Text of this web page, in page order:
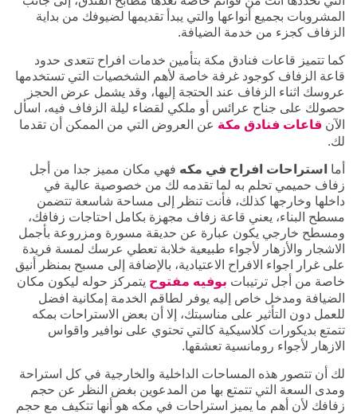
المشروبات بجميع أنواعها والتي يبدأ تقديمها لضيوفك من بداية
الزفاف كجزء من خدمة الضيافة.
كما تتميز قاعات فنادق مكة بتأمين خدمات افراح تتعدى حدود
قاعة الزفاف كوجود غرفة خاصة لأهم الشخصيات التي تستخدمها
عروسك اثناء الزفاف عند الحتجة إليها، وقد يشمل عرض الحجز
حصولك على جناح عرائس أو ملكي لقضاء ليلة الزفاف فيه، اسأل
الآن قاعات فنادق مكة عن العروض التي من الممكن أن تقدما
لك.
أما استراحات افراح في مكه فهي مكان مميز جدا من أجل
زفاف حميمي تحلم به لما تقدمه لك من خصوصية عالية في
داخلها وخارجها كذلك، فأنت تنظر إلى مساحة شاسعة تتضمن
مسطح البناء، يعني قاعة زفاف مجهزة بكامل احتاجات زفافك،
ومسطح خارجي يكون عبارة عن حديقة مسورة ومزروعة بأجمل
الاشجار والأزهار لأجواء طبيعية خلابة تعطي عرسك لمسة فريدة
على غرار اجواء الافراح الاعتيادية، بالإضافة إلى مسبح بمنظر أنيق
خاصة من أجل ترتيبات بوفيه مفتوح يتمركز حوله ليكون مكان
الضيافة ومدخل خاص إليه يوفر لطاقم الخدمة إمكانية افضل
للعمل دون التأثير على مناسبتك، إلا أن بعض الاستراحات بمكه
تتمتع بديكورات كلاسيكية كالتي تحتوي على نوافير واقواس
الازهار لأجواء رومانسية تعشقها.
لك أن تتصور هذه المساحات الداخلية والخارجية في كل استراحة
ومدى السعة التي تتمتع بها من المدعوين بغض النظر عن حجم
زفافك لأن أهم ما يميز استراحات في مكه هو أنها تتكيف مع حجم